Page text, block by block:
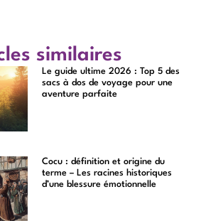
similaires
Le guide ultime 2026 : Top 5 des
sacs à dos de voyage pour une
aventure parfaite
Cocu : définition et origine du
terme – Les racines historiques
d’une blessure émotionnelle